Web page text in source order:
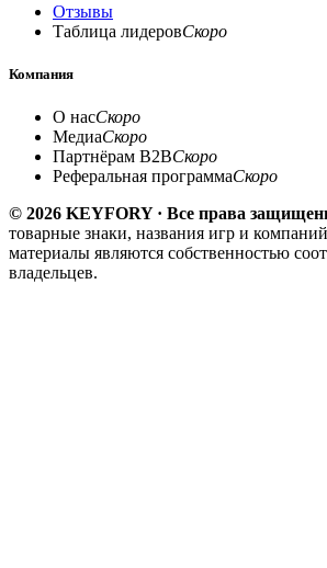
Отзывы
Таблица лидеровСкоро
Компания
О насСкоро
МедиаСкоро
Партнёрам B2BСкоро
Реферальная программаСкоро
© 2026 KEYFORY · Все права
товарные знаки, названия игр и
материалы являются собственностью
владельцев.